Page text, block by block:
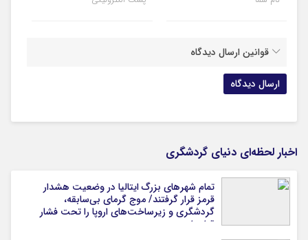
قوانین ارسال دیدگاه
اخبار لحظه‌ای دنیای گردشگری
تمام شهرهای بزرگ ایتالیا در وضعیت هشدار
قرمز قرار گرفتند/ موج گرمای بی‌سابقه،
گردشگری و زیرساخت‌های اروپا را تحت فشار
قرار داد